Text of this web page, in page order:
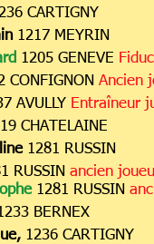
CARTIGNY
1217 MEYRIN
1205 GENEVE
CONFIGNON Ancien
AVULLY Entraîneur
CHATELAINE
1281 RUSSIN
RUSSIN ancien
1281 RUSSIN
BERNEX
1236 CARTIGNY